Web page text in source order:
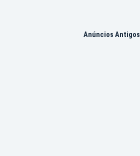
Anúncios Antigos